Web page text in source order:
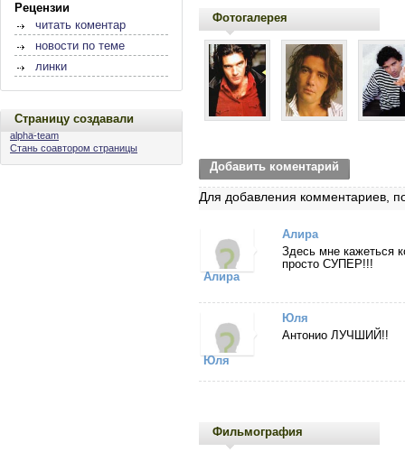
Рецензии
читать коментар
новости по теме
линки
Страницу создавали
alpha-team
Стань соавтором страницы
Фотогалерея
Добавить коментарий
Для добавления комментариев,
Алира
Алира
Здесь мне кажеться
просто СУПЕР!!!
Юля
Юля
Антонио ЛУЧШИЙ!!
Фильмография